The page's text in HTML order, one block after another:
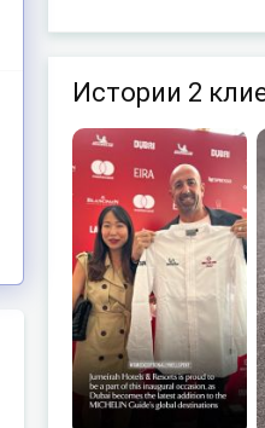
Истории 2